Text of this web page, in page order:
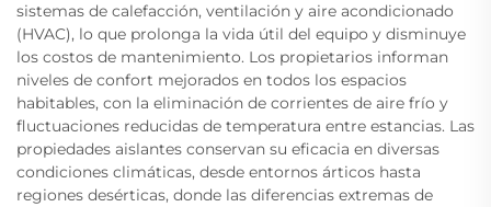
sistemas de calefacción, ventilación y aire acondicionado
(HVAC), lo que prolonga la vida útil del equipo y disminuye
los costos de mantenimiento. Los propietarios informan
niveles de confort mejorados en todos los espacios
habitables, con la eliminación de corrientes de aire frío y
fluctuaciones reducidas de temperatura entre estancias. Las
propiedades aislantes conservan su eficacia en diversas
condiciones climáticas, desde entornos árticos hasta
regiones desérticas, donde las diferencias extremas de